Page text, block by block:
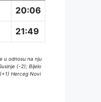
20:06
21:49
u odnosu na nju
(-2); Bijelo
Herceg Novi